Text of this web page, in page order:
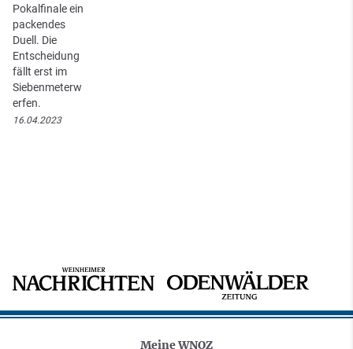
Pokalfinale ein
packendes
Duell. Die
Entscheidung
fällt erst im
Siebenmeterw
erfen.
16.04.2023
Meine WNOZ